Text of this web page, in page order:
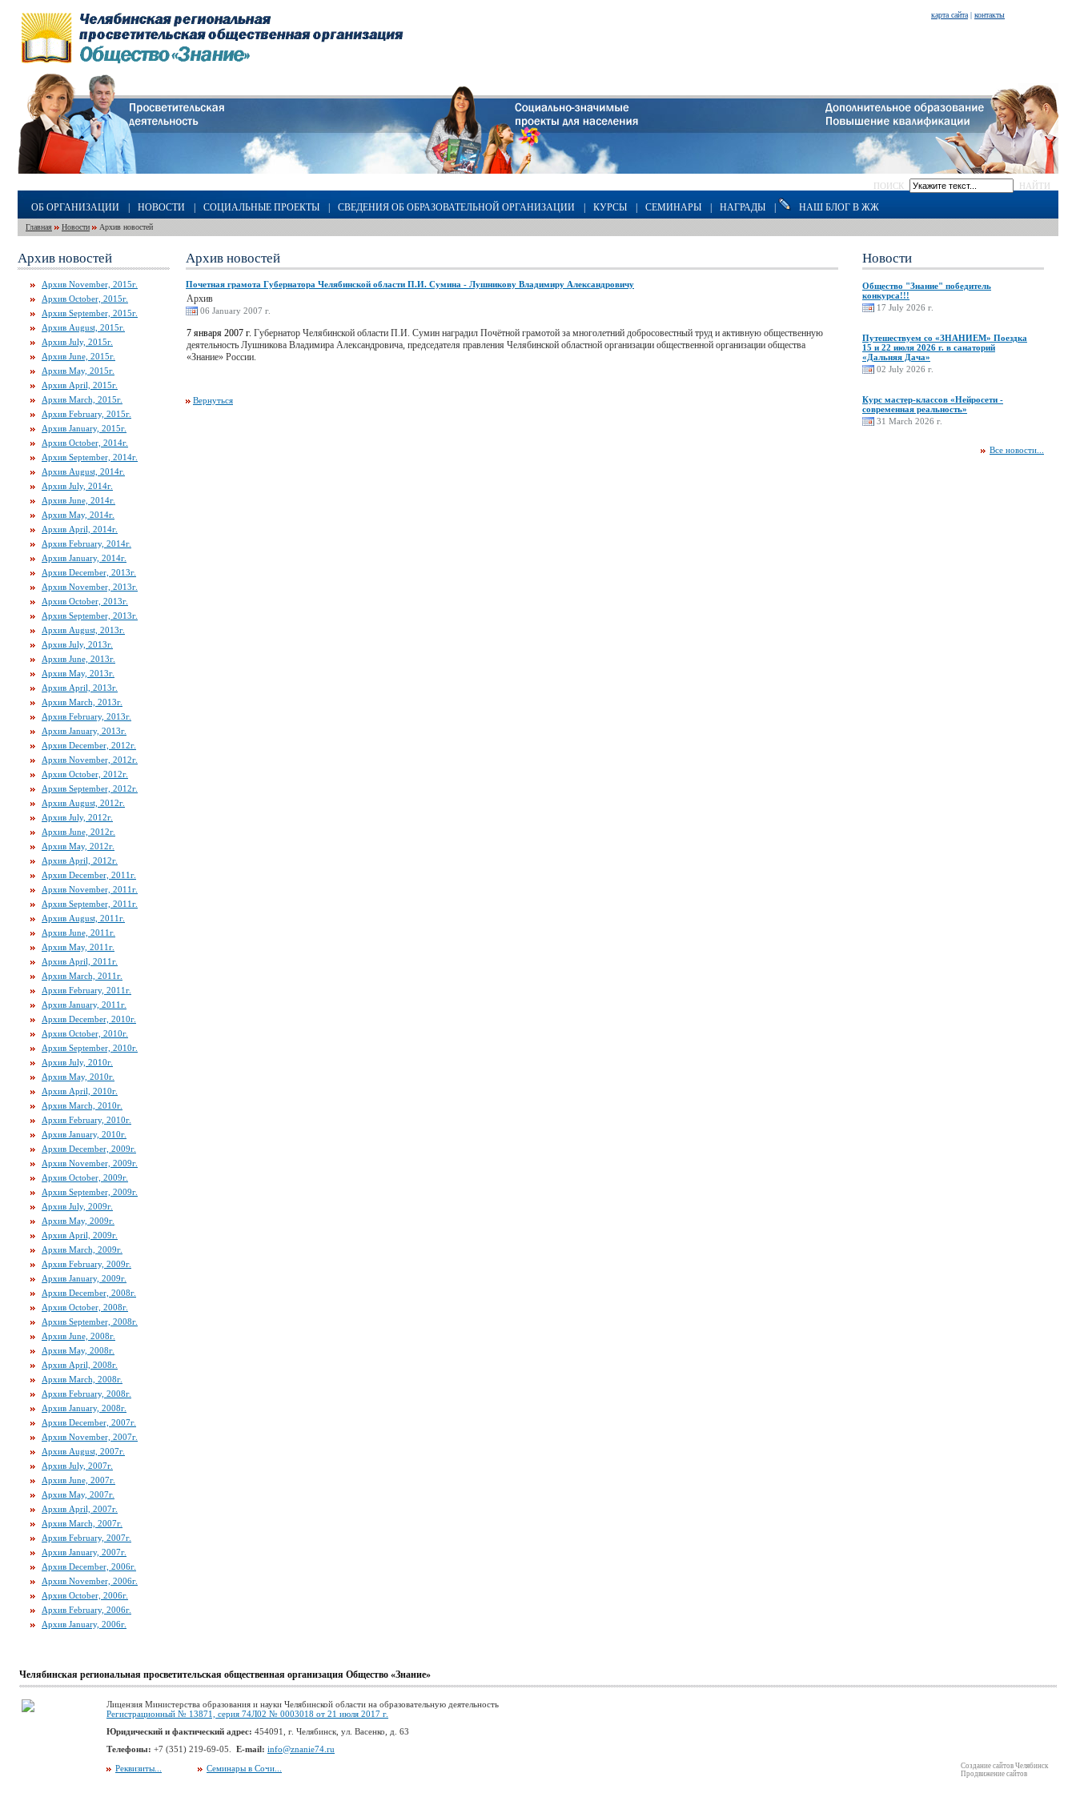
карта сайта | контакты
ПОИСК НАЙТИ
ОБ ОРГАНИЗАЦИИ НОВОСТИ СОЦИАЛЬНЫЕ ПРОЕКТЫ СВЕДЕНИЯ ОБ ОБРАЗОВАТЕЛЬНОЙ ОРГАНИЗАЦИИ КУРСЫ СЕМИНАРЫ НАГРАДЫ НАШ БЛОГ В ЖЖ
Главная Новости Архив новостей
Архив новостей
Архив November, 2015г.
Архив October, 2015г.
Архив September, 2015г.
Архив August, 2015г.
Архив July, 2015г.
Архив June, 2015г.
Архив May, 2015г.
Архив April, 2015г.
Архив March, 2015г.
Архив February, 2015г.
Архив January, 2015г.
Архив October, 2014г.
Архив September, 2014г.
Архив August, 2014г.
Архив July, 2014г.
Архив June, 2014г.
Архив May, 2014г.
Архив April, 2014г.
Архив February, 2014г.
Архив January, 2014г.
Архив December, 2013г.
Архив November, 2013г.
Архив October, 2013г.
Архив September, 2013г.
Архив August, 2013г.
Архив July, 2013г.
Архив June, 2013г.
Архив May, 2013г.
Архив April, 2013г.
Архив March, 2013г.
Архив February, 2013г.
Архив January, 2013г.
Архив December, 2012г.
Архив November, 2012г.
Архив October, 2012г.
Архив September, 2012г.
Архив August, 2012г.
Архив July, 2012г.
Архив June, 2012г.
Архив May, 2012г.
Архив April, 2012г.
Архив December, 2011г.
Архив November, 2011г.
Архив September, 2011г.
Архив August, 2011г.
Архив June, 2011г.
Архив May, 2011г.
Архив April, 2011г.
Архив March, 2011г.
Архив February, 2011г.
Архив January, 2011г.
Архив December, 2010г.
Архив October, 2010г.
Архив September, 2010г.
Архив July, 2010г.
Архив May, 2010г.
Архив April, 2010г.
Архив March, 2010г.
Архив February, 2010г.
Архив January, 2010г.
Архив December, 2009г.
Архив November, 2009г.
Архив October, 2009г.
Архив September, 2009г.
Архив July, 2009г.
Архив May, 2009г.
Архив April, 2009г.
Архив March, 2009г.
Архив February, 2009г.
Архив January, 2009г.
Архив December, 2008г.
Архив October, 2008г.
Архив September, 2008г.
Архив June, 2008г.
Архив May, 2008г.
Архив April, 2008г.
Архив March, 2008г.
Архив February, 2008г.
Архив January, 2008г.
Архив December, 2007г.
Архив November, 2007г.
Архив August, 2007г.
Архив July, 2007г.
Архив June, 2007г.
Архив May, 2007г.
Архив April, 2007г.
Архив March, 2007г.
Архив February, 2007г.
Архив January, 2007г.
Архив December, 2006г.
Архив November, 2006г.
Архив October, 2006г.
Архив February, 2006г.
Архив January, 2006г.
Архив новостей
Почетная грамота Губернатора Челябинской области П.И. Сумина - Лушникову Владимиру Александровичу
Архив
06 January 2007 г.
7 января 2007 г. Губернатор Челябинской области П.И. Сумин наградил Почётной грамотой за многолетний добросовестный труд и активную общественную
деятельность Лушникова Владимира Александровича, председателя правления Челябинской областной организации общественной организации общества
«Знание» России.
Вернуться
Новости
Общество "Знание" победитель
конкурса!!!
17 July 2026 г.
Путешествуем со «ЗНАНИЕМ» Поездка
15 и 22 июля 2026 г. в санаторий
«Дальняя Дача»
02 July 2026 г.
Курс мастер-классов «Нейросети -
современная реальность»
31 March 2026 г.
Все новости...
Челябинская региональная просветительская общественная организация Общество «Знание»
Лицензия Министерства образования и науки Челябинской области на образовательную деятельность
Регистрационный № 13871, серия 74Л02 № 0003018 от 21 июля 2017 г.
Юридический и фактический адрес: 454091, г. Челябинск, ул. Васенко, д. 63
Телефоны: +7 (351) 219-69-05. E-mail: info@znanie74.ru
Реквизиты...
Семинары в Сочи...
Создание сайтов Челябинск
Продвижение сайтов